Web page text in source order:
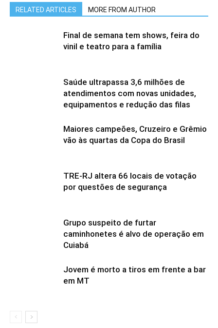
RELATED ARTICLES MORE FROM AUTHOR
Final de semana tem shows, feira do
vinil e teatro para a família
Saúde ultrapassa 3,6 milhões de
atendimentos com novas unidades,
equipamentos e redução das filas
Maiores campeões, Cruzeiro e Grêmio
vão às quartas da Copa do Brasil
TRE-RJ altera 66 locais de votação
por questões de segurança
Grupo suspeito de furtar
caminhonetes é alvo de operação em
Cuiabá
Jovem é morto a tiros em frente a bar
em MT